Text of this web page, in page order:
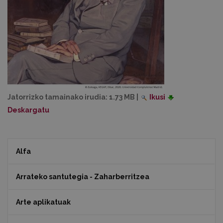
Jatorrizko tamainako irudia: 1.73 MB
Ikusi
Deskargatu
Alfa
Arrateko santutegia - Zaharberritzea
Arte aplikatuak